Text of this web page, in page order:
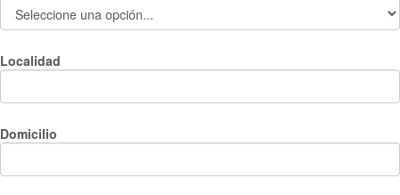
Localidad
Domicilio